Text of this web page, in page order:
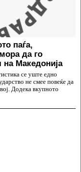
паѓа,
да го
на Македонија
се уште едно
не смее повеќе да
Додека вкупното